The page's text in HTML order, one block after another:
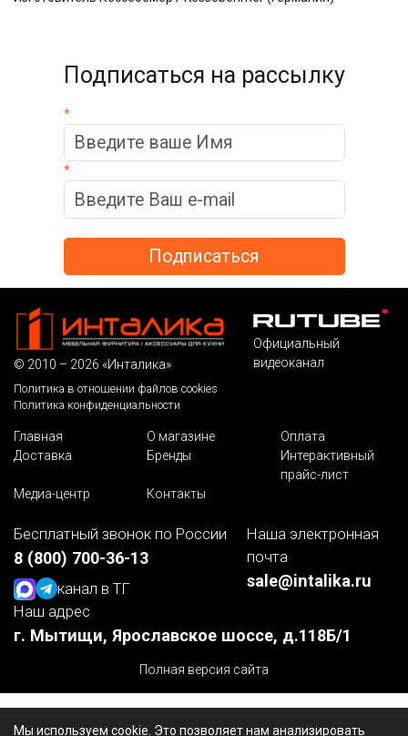
Подписаться на рассылку
*
*
Мы используем cookie. Это позволяет нам анализировать
© 2010 – 2026 «Инталика»
Политика в отношении файлов cookies
Политика конфиденциальности
Официальный
видеоканал
Главная О магазине
Оплата
Доставка
Бренды
Интерактивный
прайс-лист
Медиа-центр
Контакты
Бесплатный звонок по России
8 (800) 700-36-13
канал в ТГ
Наша электронная
почта
sale@intalika.ru
Наш адрес
г. Мытищи, Ярославское шоссе, д.118Б/1
Полная версия сайта